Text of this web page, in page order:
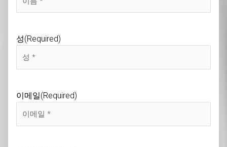
성(Required)
이메일(Required)